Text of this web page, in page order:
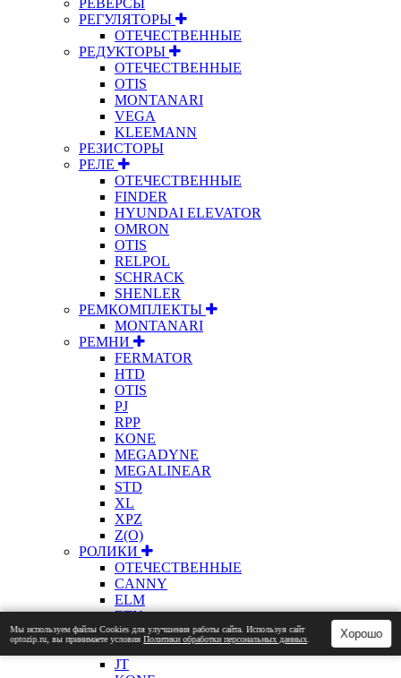
РЕГУЛЯТОРЫ
ОТЕЧЕСТВЕННЫЕ
РЕДУКТОРЫ
ОТЕЧЕСТВЕННЫЕ
OTIS
MONTANARI
VEGA
KLEEMANN
РЕЗИСТОРЫ
РЕЛЕ
ОТЕЧЕСТВЕННЫЕ
FINDER
HYUNDAI ELEVATOR
OMRON
OTIS
RELPOL
SCHRACK
SHENLER
РЕМКОМПЛЕКТЫ
MONTANARI
РЕМНИ
FERMATOR
HTD
OTIS
PJ
RPP
KONE
MEGADYNE
MEGALINEAR
STD
XL
XPZ
Z(О)
РОЛИКИ
ОТЕЧЕСТВЕННЫЕ
CANNY
ELM
ETN
GUANGRI
HYUNDAI ELEVATOR
JT
Мы используем файлы Сookies для улучшения работы сайта. Используя сайт
optozip.ru, вы принимаете условияПолитики обработки персональных данных Хорошо